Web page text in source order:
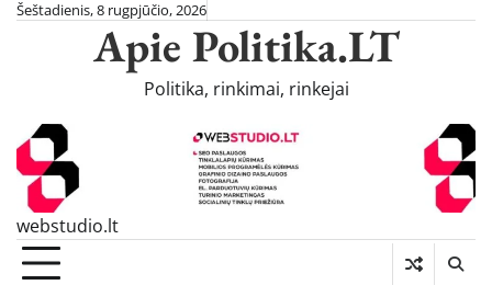
SkipŠeštadienis, 8 rugpjūčio, 2026
Apie Politika.LT
Politika, rinkimai, rinkejai
webstudio.lt